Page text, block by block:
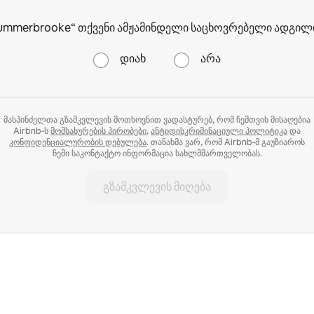
თქვენი ამჟამინდელი საცხოვრებელი
დიახ არა
მასპინძელთა გზამკვლევის მოთხოვნით ვადასტურებ, რომ ჩემთვის მისაღებია
Airbnb‑სმომსახურების პირობები,ანტიდისკრიმინაციული პოლიტიკადა
კონფიდენციალურობის დებულება. თანახმა ვარ, რომ Airbnb‑მ გაუზიაროს
ჩემი საკონტაქტო ინფორმაცია სახლმმართველობას.
გზამკვლევის მიღება